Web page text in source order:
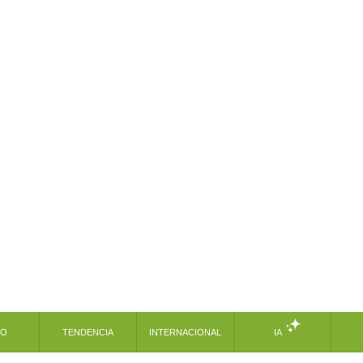
TENDENCIA INTERNACIONAL IA